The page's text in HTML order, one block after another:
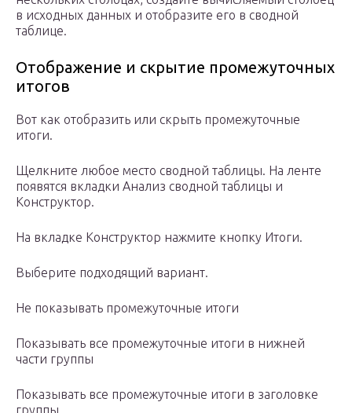
в исходных данных и отобразите его в сводной
таблице.
Отображение и скрытие промежуточных
итогов
Вот как отобразить или скрыть промежуточные
итоги.
Щелкните любое место сводной таблицы. На ленте
появятся вкладки Анализ сводной таблицы и
Конструктор.
На вкладке Конструктор нажмите кнопку Итоги.
Выберите подходящий вариант.
Не показывать промежуточные итоги
Показывать все промежуточные итоги в нижней
части группы
Показывать все промежуточные итоги в заголовке
группы